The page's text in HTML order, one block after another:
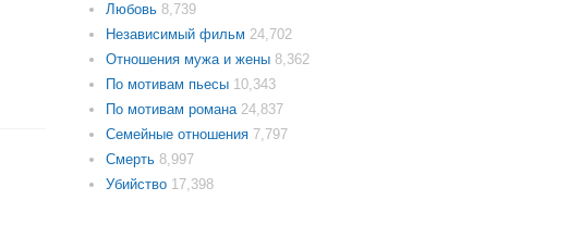
Любовь 8,739
Независимый фильм 24,702
Отношения мужа и жены 8,362
По мотивам пьесы 10,343
По мотивам романа 24,837
Семейные отношения 7,797
Смерть 8,997
Убийство 17,398